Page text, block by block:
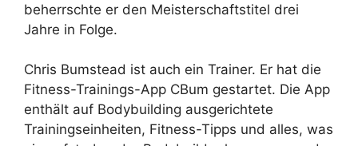
beherrschte er den Meisterschaftstitel drei
Jahre in Folge.
Chris Bumstead ist auch ein Trainer. Er hat die
Fitness-Trainings-App CBum gestartet. Die App
enthält auf Bodybuilding ausgerichtete
Trainingseinheiten, Fitness-Tipps und alles, was